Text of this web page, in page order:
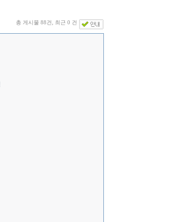
총 게시물 88건, 최근 0 건